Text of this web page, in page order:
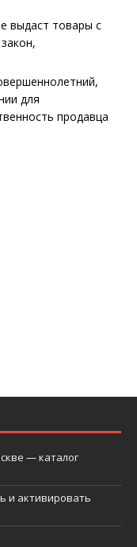
выдаст товары с
для
продавца
— каталог
и активировать